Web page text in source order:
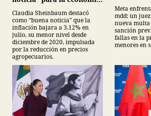
Claudia Sheinbaum destacó
como “buena noticia” que la
inflación bajara a 3.12% en
julio, su menor nivel desde
diciembre de 2020, impulsada
por la reducción en precios
agropecuarios.
Meta
mdd: un
nueva multa
sanción
fallas en la
menores en